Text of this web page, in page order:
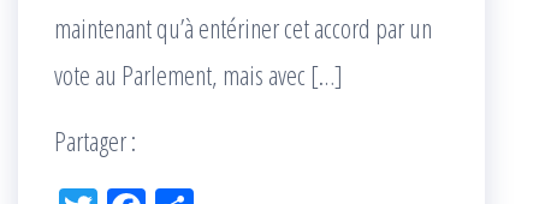
maintenant qu’à entériner cet accord par un
vote au Parlement, mais avec […]
Partager :